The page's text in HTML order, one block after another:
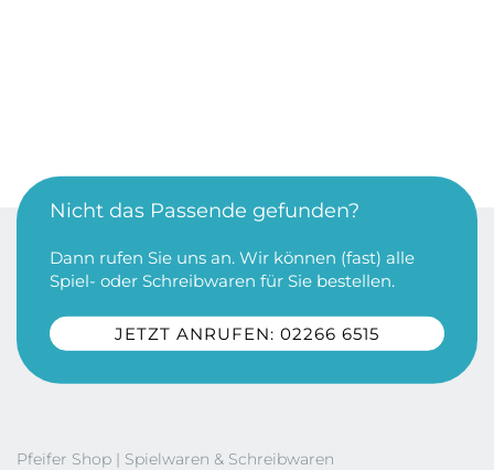
Nicht das Passende gefunden?
Dann rufen Sie uns an. Wir können (fast) alle
Spiel- oder Schreibwaren für Sie bestellen.
JETZT ANRUFEN: 02266 6515
Pfeifer Shop | Spielwaren & Schreibwaren